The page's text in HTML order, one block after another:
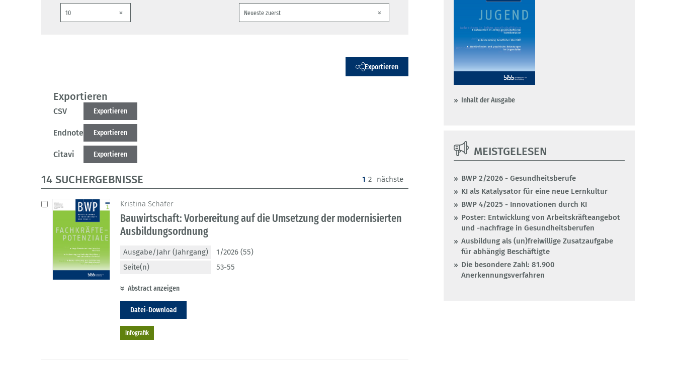
Exportieren
Exportieren
CSV Exportieren
Endnote Exportieren
Citavi Exportieren
14 SUCHERGEBNISSE 1 (current)
2 nächste
Kristina Schäfer
Bauwirtschaft: Vorbereitung auf die Umsetzung der modernisierten
Ausbildungsordnung
Ausgabe/Jahr (Jahrgang)
1/2026 (55)
Seite(n)
53-55
Abstract anzeigen
Datei-Download
Infografik
Inhalt der Ausgabe
MEISTGELESEN
BWP 2/2026 - Gesundheitsberufe
KI als Katalysator für eine neue Lernkultur
BWP 4/2025 - Innovationen durch KI
Poster: Entwicklung von Arbeitskräfteangebot
und -nachfrage in Gesundheitsberufen
Ausbildung als (un)freiwillige Zusatzaufgabe
für abhängig Beschäftigte
Die besondere Zahl: 81.900
Anerkennungsverfahren